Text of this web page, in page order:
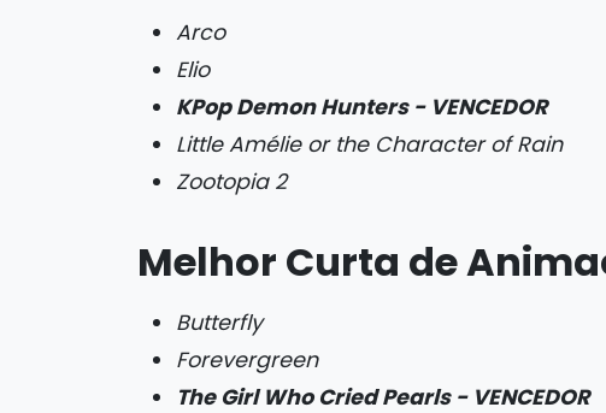
Arco
Elio
KPop Demon Hunters - VENCEDOR
Little Amélie or the Character of Rain
Zootopia 2
Melhor Curta de
Butterfly
Forevergreen
The Girl Who Cried Pearls - VENCEDOR